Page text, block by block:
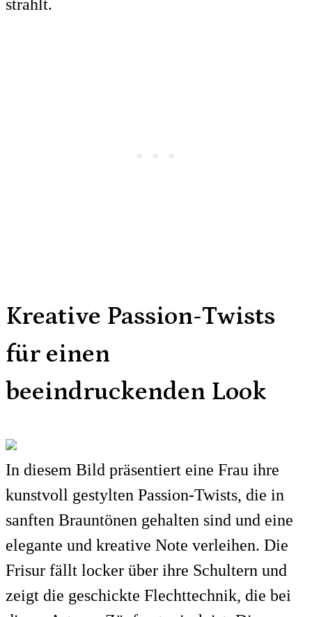
strahlt.
Kreative Passion-Twists
für einen
beeindruckenden Look
In diesem Bild präsentiert eine Frau ihre
kunstvoll gestylten Passion-Twists, die in
sanften Brauntönen gehalten sind und eine
elegante und kreative Note verleihen. Die
Frisur fällt locker über ihre Schultern und
zeigt die geschickte Flechttechnik, die bei